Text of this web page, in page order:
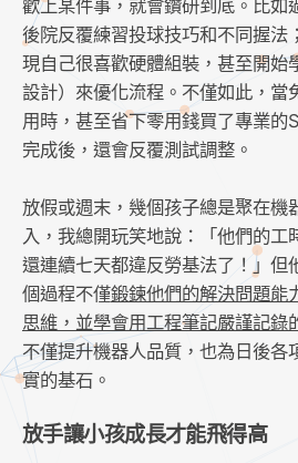
歡上某件事，就會鑽研到底。比如
後院反覆練習投球技巧和不同握法
現自己很喜歡硬體組裝，甚至開始
設計）來優化流程。不僅如此，
用時，甚至省下零用錢買了專業
完成後，還會反覆測試調整。
放假或週末，幾個孩子總是聚在機
入，我總開玩笑地說：「他們的工
還連續七天都違反勞基法了！」但
個過程不僅鍛鍊他們的解決問題能
思維，並學會用工程筆記嚴謹記錄
不僅提升機器人品質，也為日後各
實的基石。
放手讓小孩成長才能飛得高